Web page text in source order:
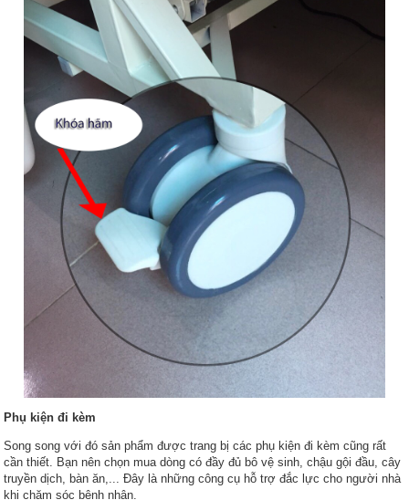
Phụ kiện đi kèm
Song song với đó sản phẩm được trang bị các phụ kiện đi kèm cũng rất
cần thiết. Bạn nên chọn mua dòng có đầy đủ bô vệ sinh, chậu gội đầu, cây
truyền dịch, bàn ăn,... Đây là những công cụ hỗ trợ đắc lực cho người nhà
khi chăm sóc bệnh nhân.